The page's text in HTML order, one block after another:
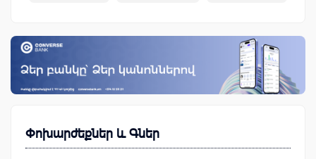
Փոխարժեքներ և Գներ